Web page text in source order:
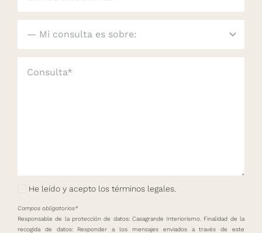
He leído y acepto los términos legales.
Campos obligatorios*
Responsable de la protección de datos: Casagrande Interiorismo. Finalidad de la
recogida de datos: Responder a los mensajes enviados a través de este